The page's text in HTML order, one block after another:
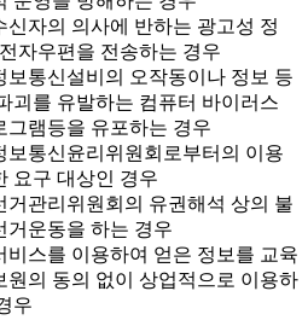
신자의 의사에 반하는 광고성 정
자우편을 전송하는 경우
보통신설비의 오작동이나 정보 등
괴를 유발하는 컴퓨터 바이러스
그램등을 유포하는 경우
보통신윤리위원회로부터의 이용
요구 대상인 경우
거관리위원회의 유권해석 상의 불
거운동을 하는 경우
비스를 이용하여 얻은 정보를 교육
원의 동의 없이 상업적으로 이용하
우